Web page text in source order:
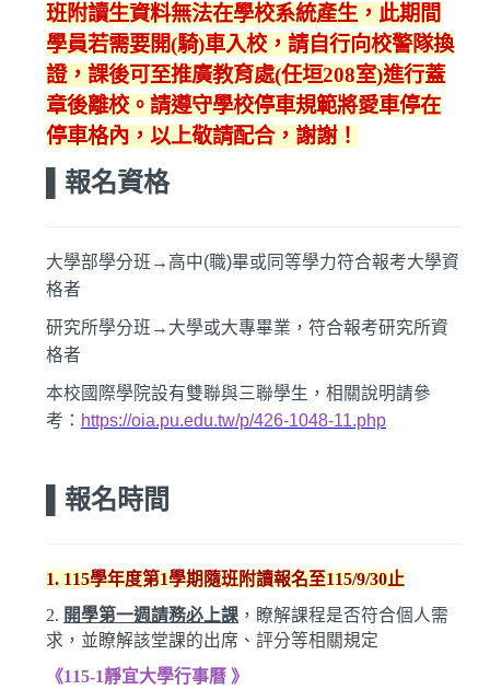
班附讀生資料無法在學校系統產生，此期間
學員若需要開(騎)車入校，請自行向校警隊換
證，課後可至推廣教育處(任垣208室)進行蓋
章後離校。 請遵守學校停車規範將愛車停在
停車格內，以上敬請配合，謝謝！
▌報名資格
大學部學分班→高中(職)畢或同等學力符合報考大學資
格者
研究所學分班→大學或大專畢業，符合報考研究所資
格者
本校國際學院設有雙聯與三聯學生，相關說明請參
考： https://oia.pu.edu.tw/p/426-1048-11.php
▌報名時間
1. 115學年度第1學期隨班附讀報名至115/9/30止
2. 開學第一週請務必上課 ，瞭解課程是否符合個人需
求，並瞭解該堂課的出席、評分等相關規定
《115-1靜宜大學行事曆 》